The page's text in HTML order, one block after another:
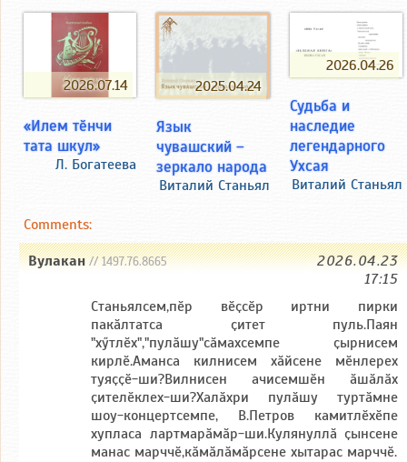
2026.07.14
«Илем тӗнчи
тата шкул»
Л. Богатеева
2025.04.24
Язык
чувашский –
зеркало народа
Виталий Станьял
2026.04.26
Судьба и
наследие
легендарного
Ухсая
Виталий Станьял
Comments:
Вулакан// 1497.76.8665
2026.04.23
17:15
Станьялсем,пӗр вӗҫсӗр иртни пирки
пакӑлтатса ҫитет пуль.Паян
"хӳтлӗх","пулӑшу"сӑмахсемпе ҫырнисем
кирлӗ.Аманса килнисем хӑйсене мӗнлерех
туяҫҫӗ-ши?Вилнисен ачисемшӗн ӑшӑлӑх
ҫителӗклех-ши?Халӑхри пулӑшу туртӑмне
шоу-концертсемпе, В.Петров камитлӗхӗпе
хупласа лартмарӑмӑр-ши.Кулянуллӑ ҫынсене
манас марччӗ,кӑмӑлӑмӑрсене хытарас марччӗ.